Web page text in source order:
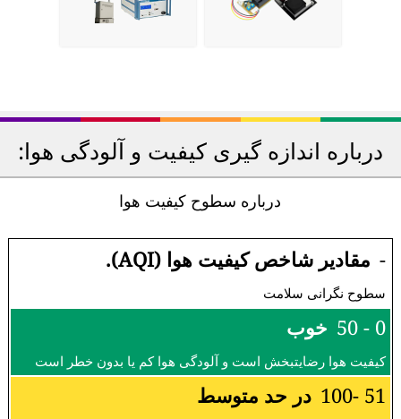
درباره اندازه گیری کیفیت و آلودگی هوا:
درباره سطوح کیفیت هوا
- مقادیر شاخص کیفیت هوا (AQI).
سطوح نگرانی سلامت
0 - 50 خوب
کیفیت هوا رضایتبخش است و آلودگی هوا کم یا بدون خطر است
51 -100 در حد متوسط